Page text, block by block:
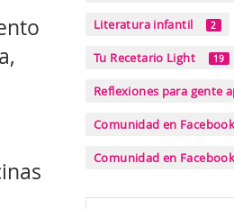
Literatura infantil 2
Tu Recetario Light 19
Reflexiones para gente
Comunidad en
Comunidad en